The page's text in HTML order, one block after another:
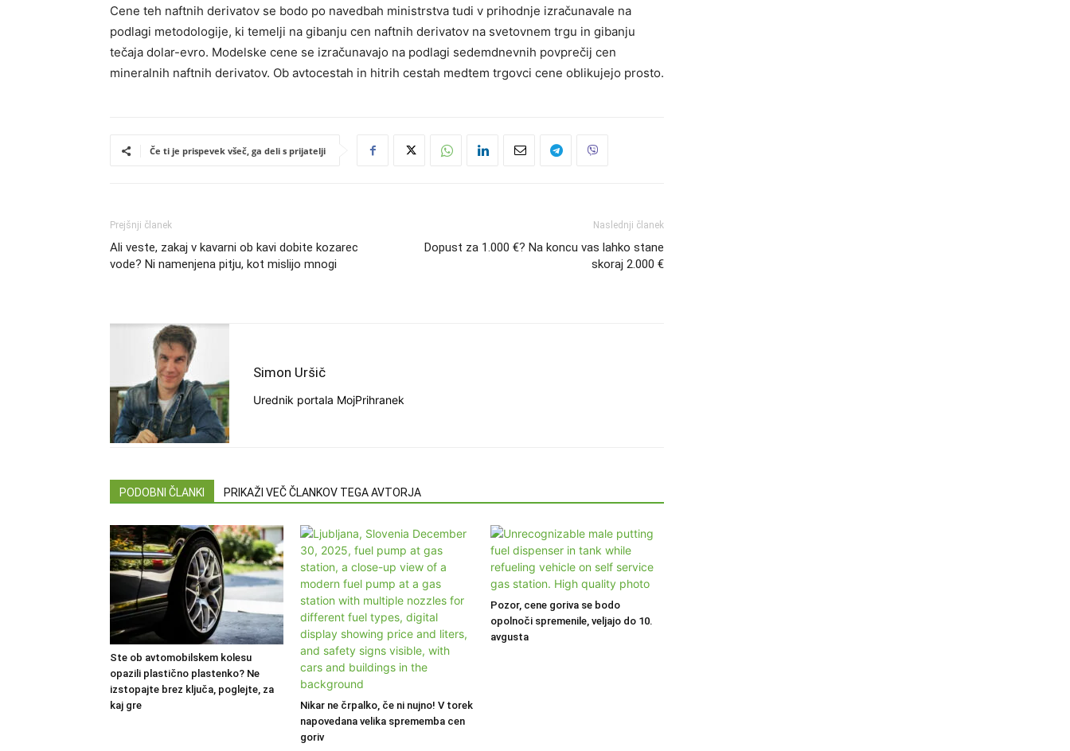
Cene teh naftnih derivatov se bodo po navedbah ministrstva tudi v prihodnje izračunavale na
podlagi metodologije, ki temelji na gibanju cen naftnih derivatov na svetovnem trgu in gibanju
tečaja dolar-evro. Modelske cene se izračunavajo na podlagi sedemdnevnih povprečij cen
mineralnih naftnih derivatov. Ob avtocestah in hitrih cestah medtem trgovci cene oblikujejo prosto.
Če ti je prispevek všeč, ga deli s prijatelji
Prejšnji članek
Ali veste, zakaj v kavarni ob kavi dobite kozarec
vode? Ni namenjena pitju, kot mislijo mnogi
Naslednji članek
Dopust za 1.000 €? Na koncu vas lahko stane
skoraj 2.000 €
Simon Uršič
Urednik portala MojPrihranek
PODOBNI ČLANKI PRIKAŽI VEČ ČLANKOV TEGA AVTORJA
Ste ob avtomobilskem kolesu
opazili plastično plastenko? Ne
izstopajte brez ključa, poglejte, za
kaj gre
Nikar ne črpalko, če ni nujno! V torek
napovedana velika sprememba cen
goriv
Pozor, cene goriva se bodo
opolnoči spremenile, veljajo do 10.
avgusta